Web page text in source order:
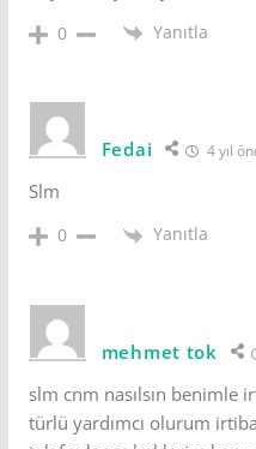
0 Yanıtla
Fedai 4 yıl
Slm
0 Yanıtla
mehmet tok
slm cnm nasılsın benimle
türlü yardımcı olurum